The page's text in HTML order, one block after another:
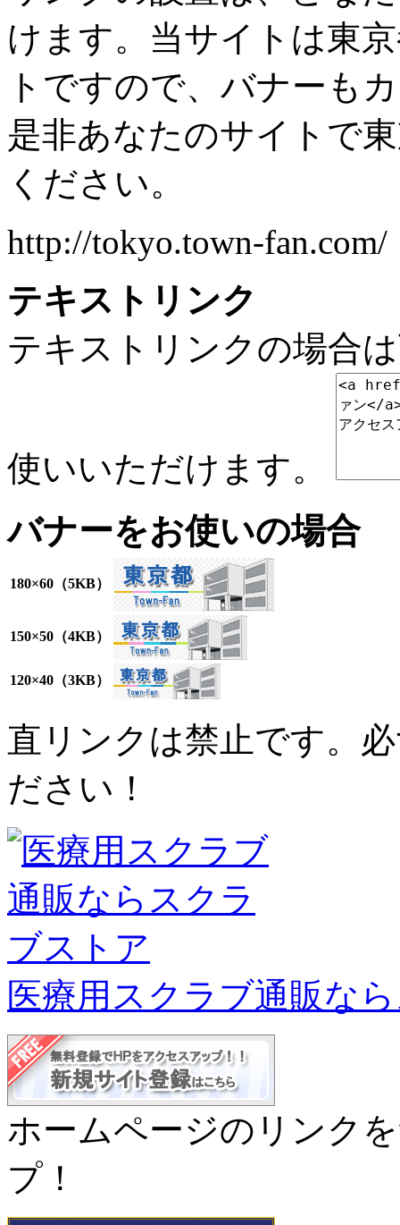
けます。当サイトは東
トですので、バナーも
是非あなたのサイトで
ください。
http://tokyo.town-fan.com/
テキストリンク
テキストリンクの場合
使いいただけます。
バナーをお使いの場合
180×60（5KB）
150×50（4KB）
120×40（3KB）
直リンクは禁止です。
ださい！
医療用スクラブ通販な
ホームページのリンク
プ！